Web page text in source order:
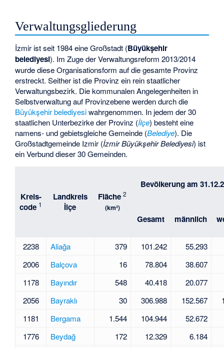
Verwaltungsgliederung
İzmir ist seit 1984 eine Großstadt (Büyükşehir
belediyesi). Im Zuge der Verwaltungsreform 2013/2014
wurde diese Organisationsform auf die gesamte Provinz
erstreckt. Seither ist die Provinz ein rein staatlicher
Verwaltungsbezirk. Die kommunalen Angelegenheiten in
Selbstverwaltung auf Provinzebene werden durch die
Büyükşehir belediyesiwahrgenommen. In jedem der 30
staatlichen Unterbezirke der Provinz (İlçe) besteht eine
namens- und gebietsgleiche Gemeinde (Belediye). Die
Großstadtgemeinde Izmir (İzmir Büyükşehir Belediyesi) ist
ein Verbund dieser 30 Gemeinden.
Kreis-
code 1
Landkreis
İlçe
Fläche 2
(km²)
Bevölkerung am
Gesamt männlich
2238 Aliağa 379 101.242
55.293
2006
Balçova 16 78.804
38.607
1178
Bayındır 548 40.418
20.077
2056
Bayraklı 30 306.988 152.567
1181
Bergama 1.544 104.944
52.672
1776
Beydağ 172 12.329 6.184